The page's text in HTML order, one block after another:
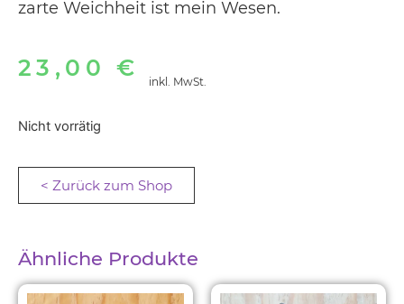
zarte Weichheit ist mein Wesen.
23,00€ inkl. MwSt.
Nicht vorrätig
< Zurück zum Shop
Ähnliche Produkte